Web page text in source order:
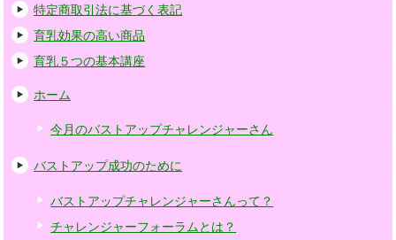
特定商取引法に基づく表記
育乳効果の高い商品
育乳５つの基本講座
ホーム
今月のバストアップチャレンジャーさん
バストアップ成功のために
バストアップチャレンジャーさんって？
チャレンジャーフォーラムとは？